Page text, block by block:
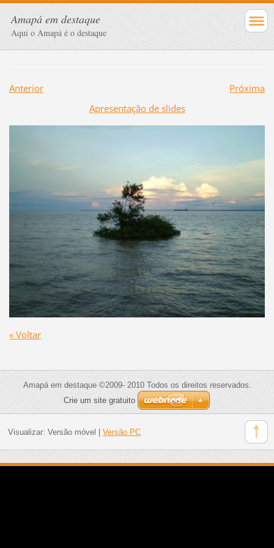
Amapá em destaque
Aqui o Amapá é o destaque
Anterior
Próxima
Apresentação de slides
« Voltar
Amapá em destaque ©2009- 2010 Todos os direitos reservados.
Crie um site gratuito
Visualizar: Versão móvel Versão PC